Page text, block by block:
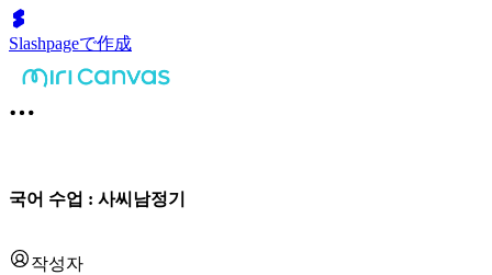
Slashpageで作成
국어 수업 : 사씨남정기
작성자